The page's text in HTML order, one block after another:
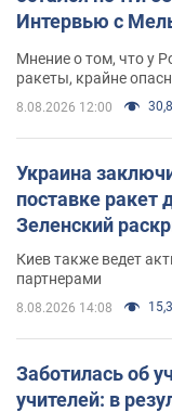
Интервью с
Мнение о том, что у
ракеты, крайне
8.08.2026 12:00
Украина
поставке
Зеленский
Киев также ведет
партнерами
8.08.2026 14:08
Заботилась об
учителей: в